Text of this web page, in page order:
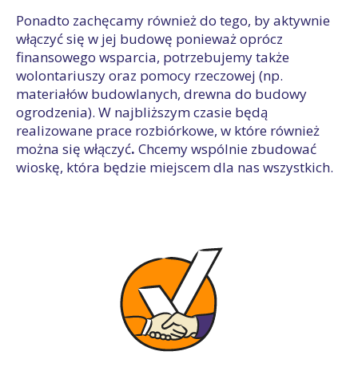
Ponadto zachęcamy również do tego, by aktywnie
włączyć się w jej budowę ponieważ oprócz
finansowego wsparcia, potrzebujemy także
wolontariuszy oraz pomocy rzeczowej (np.
materiałów budowlanych, drewna do budowy
ogrodzenia). W najbliższym czasie będą
realizowane prace rozbiórkowe, w które również
można się włączyć. Chcemy wspólnie zbudować
wioskę, która będzie miejscem dla nas wszystkich.